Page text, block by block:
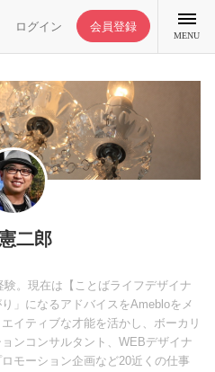
ログイン 会員登録
MENU
二郎
。現在は【ことばライフデザイナ
」になるアドバイスをAmebloをメ
イティブな才能を活かし、ボーカリ
ンコンサルタント、WEBデザイナ
モーション企画など20近くの仕事